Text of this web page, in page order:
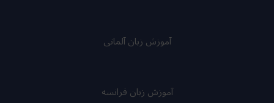
آموزش زبان آلمانی
آموزش زبان فرانسه